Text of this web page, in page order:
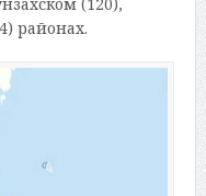
районах.